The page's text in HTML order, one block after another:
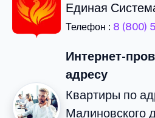
Единая
Телефон : 8 (800)
Интернет-
адресу
Квартиры по
Малиновского